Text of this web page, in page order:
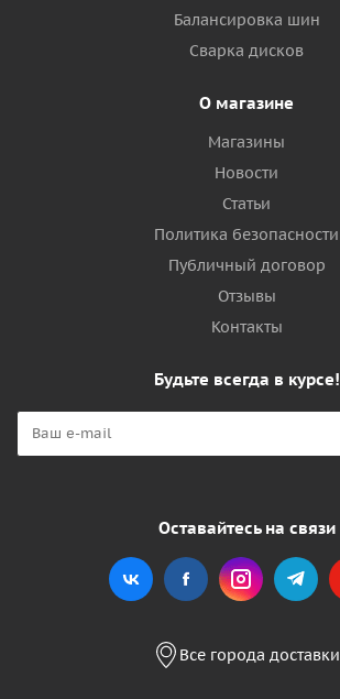
Балансировка шин
Сварка дисков
О магазине
Магазины
Новости
Статьи
Политика безопасности
Публичный договор
Отзывы
Контакты
Будьте всегда в курсе!
Оставайтесь на связи
Все города доставки